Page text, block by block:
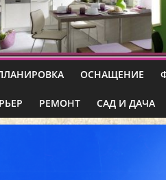
ОСНАЩЕНИЕ
РЕМОНТ САД И ДАЧА